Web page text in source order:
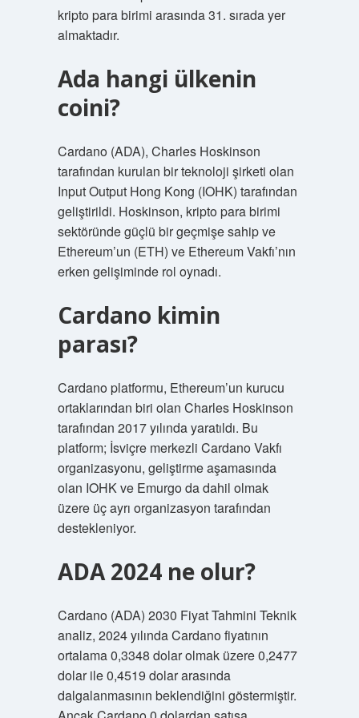
kripto para birimi arasında 31. sırada yer
almaktadır.
Ada hangi ülkenin
coini?
Cardano (ADA), Charles Hoskinson
tarafından kurulan bir teknoloji şirketi olan
Input Output Hong Kong (IOHK) tarafından
geliştirildi. Hoskinson, kripto para birimi
sektöründe güçlü bir geçmişe sahip ve
Ethereum’un (ETH) ve Ethereum Vakfı’nın
erken gelişiminde rol oynadı.
Cardano kimin
parası?
Cardano platformu, Ethereum’un kurucu
ortaklarından biri olan Charles Hoskinson
tarafından 2017 yılında yaratıldı. Bu
platform; İsviçre merkezli Cardano Vakfı
organizasyonu, geliştirme aşamasında
olan IOHK ve Emurgo da dahil olmak
üzere üç ayrı organizasyon tarafından
destekleniyor.
ADA 2024 ne olur?
Cardano (ADA) 2030 Fiyat Tahmini Teknik
analiz, 2024 yılında Cardano fiyatının
ortalama 0,3348 dolar olmak üzere 0,2477
dolar ile 0,4519 dolar arasında
dalgalanmasının beklendiğini göstermiştir.